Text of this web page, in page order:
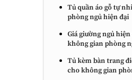
Tủ quần áo gỗ tự
phòng ngủ hiện đại
Giá giường ngủ
không gian phòng
Tủ kèm bàn trang
cho không gian